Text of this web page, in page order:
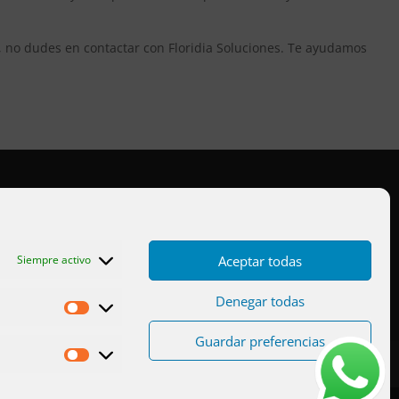
Siempre activo
Estadísticas
Marketing
Aceptar todas
Denegar todas
Guardar preferencias
dudes en contactar con Floridia Soluciones. Te ayudamos
Privacidad